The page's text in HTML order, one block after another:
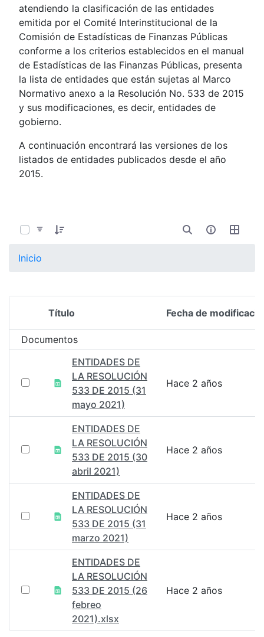
atendiendo la clasificación de las entidades
emitida por el Comité Interinstitucional de la
Comisión de Estadísticas de Finanzas Públicas
conforme a los criterios establecidos en el manual
de Estadísticas de las Finanzas Públicas, presenta
la lista de entidades que están sujetas al Marco
Normativo anexo a la Resolución No. 533 de 2015
y sus modificaciones, es decir, entidades de
gobierno.
A continuación encontrará las versiones de los
listados de entidades publicados desde el año
2015.
Inicio
Selección del elemento
Título Fecha de
Documentos
ENTIDADES DE
LA RESOLUCIÓN
533 DE 2015 (31
mayo 2021)
Hace 2 años
ENTIDADES DE
LA RESOLUCIÓN
533 DE 2015 (30
abril 2021)
Hace 2 años
ENTIDADES DE
LA RESOLUCIÓN
533 DE 2015 (31
marzo 2021)
Hace 2 años
ENTIDADES DE
LA RESOLUCIÓN
533 DE 2015 (26
febreo
2021).xlsx
Hace 2 años